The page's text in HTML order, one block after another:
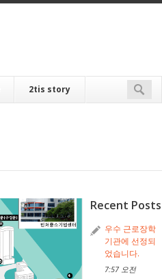
2tis story
Recent Posts
우수 근로장학
기관에 선정되
었습니다.
7:57 오전